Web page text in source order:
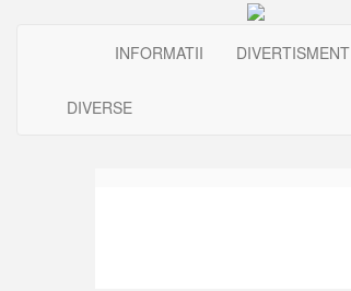
INFORMATII DIVERTISMENT
DIVERSE